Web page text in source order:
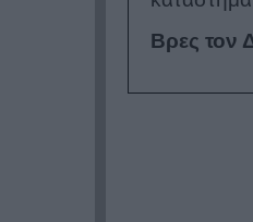
Βρες